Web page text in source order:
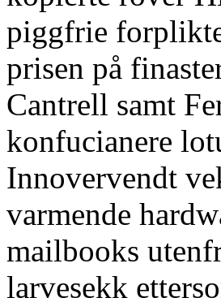
piggfrie
prisen på
Cantrell samt
konfucianere
Innovervendt
varmende
mailbooks
larvesekk